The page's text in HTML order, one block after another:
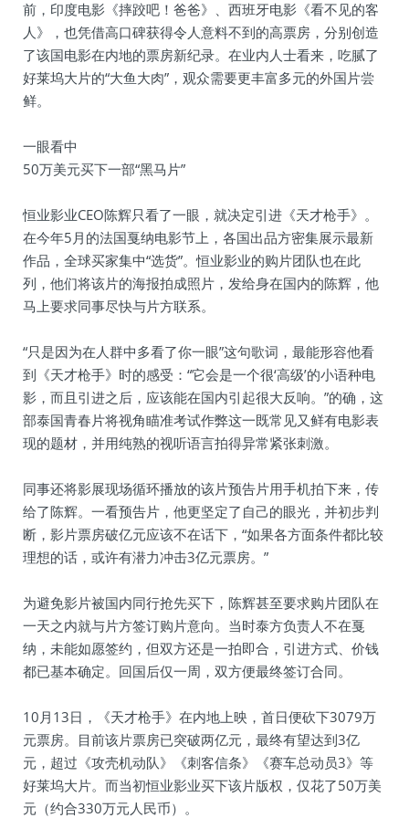
前，印度电影《摔跤吧！爸爸》、西班牙电影《看不见的客
人》，也凭借高口碑获得令人意料不到的高票房，分别创造
了该国电影在内地的票房新纪录。在业内人士看来，吃腻了
好莱坞大片的“大鱼大肉”，观众需要更丰富多元的外国片尝
鲜。
一眼看中
50万美元买下一部“黑马片”
恒业影业CEO陈辉只看了一眼，就决定引进《天才枪手》。
在今年5月的法国戛纳电影节上，各国出品方密集展示最新
作品，全球买家集中“选货”。恒业影业的购片团队也在此
列，他们将该片的海报拍成照片，发给身在国内的陈辉，他
马上要求同事尽快与片方联系。
“只是因为在人群中多看了你一眼”这句歌词，最能形容他看
到《天才枪手》时的感受：“它会是一个很‘高级’的小语种电
影，而且引进之后，应该能在国内引起很大反响。”的确，这
部泰国青春片将视角瞄准考试作弊这一既常见又鲜有电影表
现的题材，并用纯熟的视听语言拍得异常紧张刺激。
同事还将影展现场循环播放的该片预告片用手机拍下来，传
给了陈辉。一看预告片，他更坚定了自己的眼光，并初步判
断，影片票房破亿元应该不在话下，“如果各方面条件都比较
理想的话，或许有潜力冲击3亿元票房。”
为避免影片被国内同行抢先买下，陈辉甚至要求购片团队在
一天之内就与片方签订购片意向。当时泰方负责人不在戛
纳，未能如愿签约，但双方还是一拍即合，引进方式、价钱
都已基本确定。回国后仅一周，双方便最终签订合同。
10月13日，《天才枪手》在内地上映，首日便砍下3079万
元票房。目前该片票房已突破两亿元，最终有望达到3亿
元，超过《攻壳机动队》《刺客信条》《赛车总动员3》等
好莱坞大片。而当初恒业影业买下该片版权，仅花了50万美
元（约合330万元人民币）。